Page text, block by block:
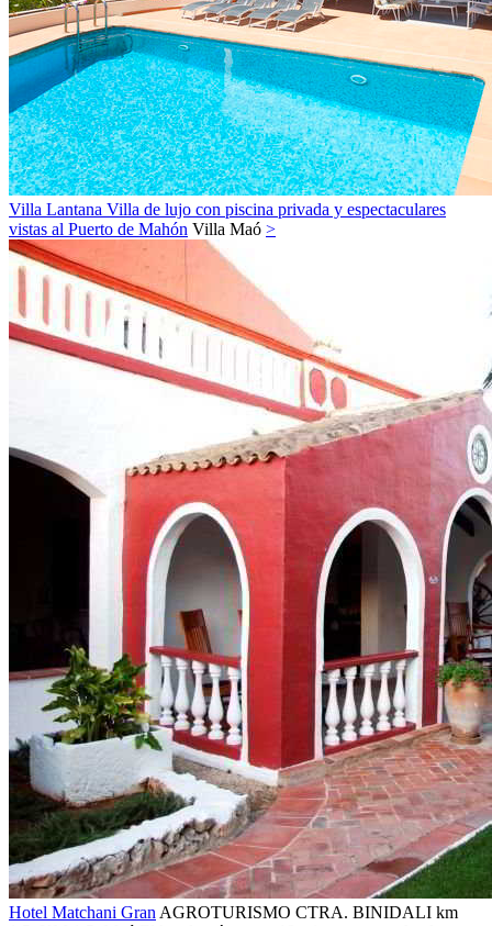
Villa Lantana Villa de lujo con piscina privada y espectaculares
vistas al Puerto de Mahón Villa Maó >
Hotel Matchani GranAGROTURISMO CTRA. BINIDALI km